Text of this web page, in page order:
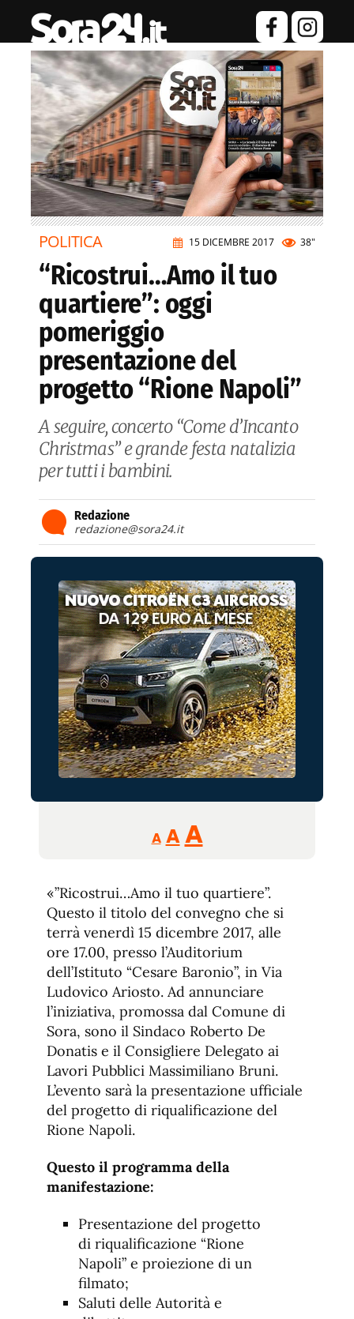
15 DICEMBRE 2017 38"
POLITICA
“Ricostrui…Amo il tuo
quartiere”: oggi
pomeriggio
presentazione del
progetto “Rione Napoli”
A seguire, concerto “Come d’Incanto
Christmas” e grande festa natalizia
per tutti i bambini.
Redazione
redazione@sora24.it
A
Reducir
tamaño
A Restablecer
de
fuente
AAumentar
de
fuente.
«”Ricostrui…Amo il tuo quartiere”.
Questo il titolo del convegno che si
terrà venerdì 15 dicembre 2017, alle
ore 17.00, presso l’Auditorium
dell’Istituto “Cesare Baronio”, in Via
Ludovico Ariosto. Ad annunciare
l’iniziativa, promossa dal Comune di
Sora, sono il Sindaco Roberto De
Donatis e il Consigliere Delegato ai
Lavori Pubblici Massimiliano Bruni.
L’evento sarà la presentazione ufficiale
del progetto di riqualificazione del
Rione Napoli.
Questo il programma della
manifestazione:
Presentazione del progetto
di riqualificazione “Rione
Napoli” e proiezione di un
filmato;
Saluti delle Autorità e